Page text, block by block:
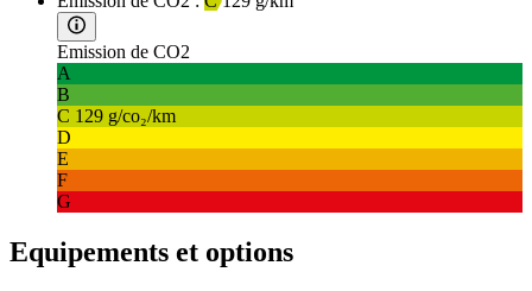
Emission de CO2
A
B
C 129 g/co₂/km
D
E
F
G
Equipements et options